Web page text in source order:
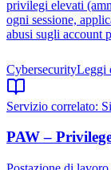
privilegi elevati
ogni sessione,
abusi sugli account
CybersecurityLeggi
Servizio correlato:
PAW –